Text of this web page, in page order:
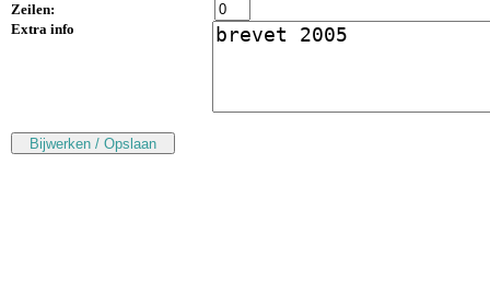
Zeilen:
Extra info